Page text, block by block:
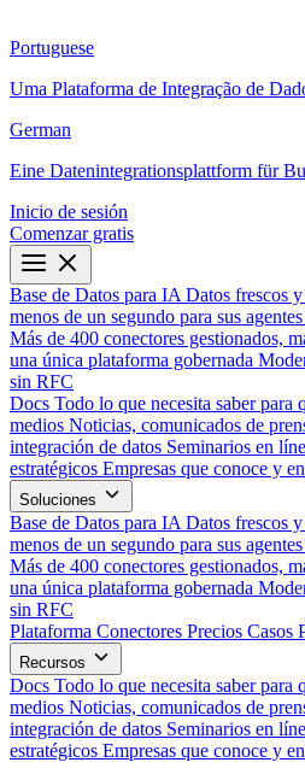
Portuguese
Uma Plataforma de Integração de
German
Eine Datenintegrationsplattform für
Inicio de sesión
Comenzar gratis
Base de Datos para IA Datos frescos
menos de un segundo para sus
Más de 400 conectores gestionados,
una única plataforma gobernada
sin RFC
Docs Todo lo que necesita saber para
medios Noticias, comunicados de
integración de datos Seminarios en
estratégicos Empresas que conoce y
Soluciones
Base de Datos para IA Datos frescos
menos de un segundo para sus
Más de 400 conectores gestionados,
una única plataforma gobernada
sin RFC
Plataforma Conectores Precios Casos
Recursos
Docs Todo lo que necesita saber para
medios Noticias, comunicados de
integración de datos Seminarios en
estratégicos Empresas que conoce y